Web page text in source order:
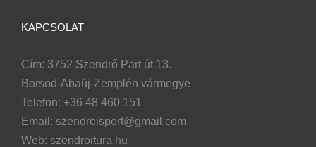
KAPCSOLAT
Cím: 3752 Szendrő Part út 13.
Borsod-Abaúj-Zemplén vármegye
Telefon: +36 48 460 151
Email: szendroisport@gmail.com
Web: szendroitura.hu